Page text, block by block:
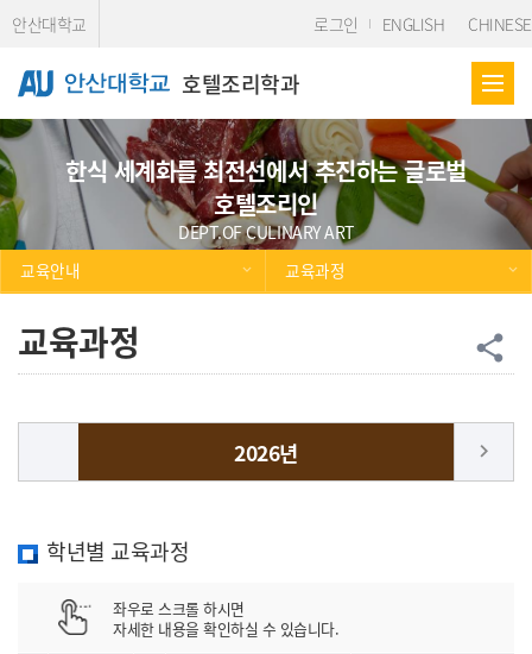
Skip Menu
안산대학교 로그인 ENGLISH CHINESE
호텔조리학과
한식 세계화를 최전선에서 추진하는 글로벌
호텔조리인
DEPT.OF CULINARY ART
교육안내
교육과정
교육과정 공
share
2026년 keyboard_arrow_right
학년별 교육과정
좌우로 스크롤 하시면
자세한 내용을 확인하실 수 있습니다.